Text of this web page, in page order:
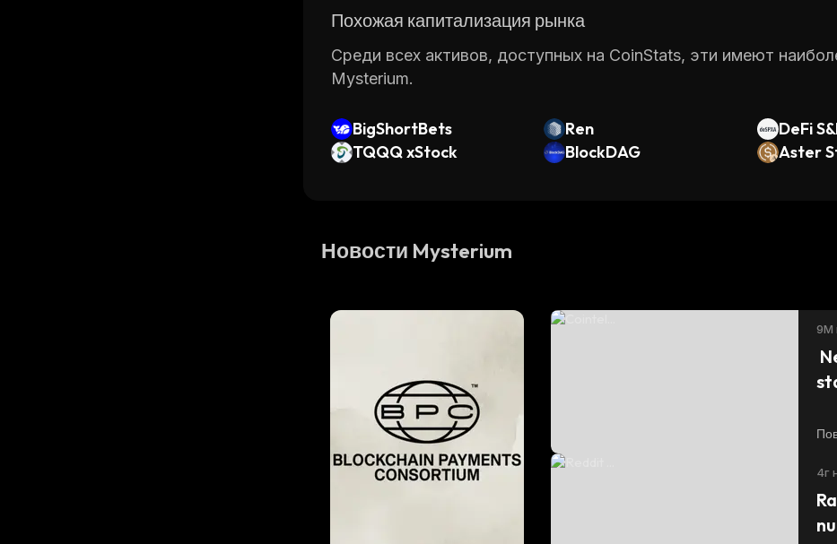
Похожая капитализация рынка
Среди всех активов, доступных на CoinStats, эти имеют
Mysterium.
BigShortBets Ren DeFi
TQQQ xStock
BlockDAG Aster
Новости Mysterium
9М
4г